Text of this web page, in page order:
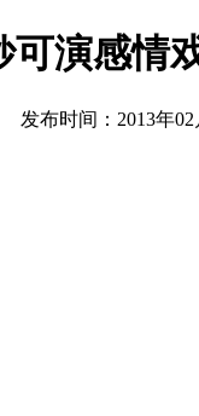
可演感情
发布时间：2013年02